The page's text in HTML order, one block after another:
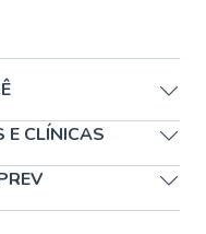
E CLÍNICAS